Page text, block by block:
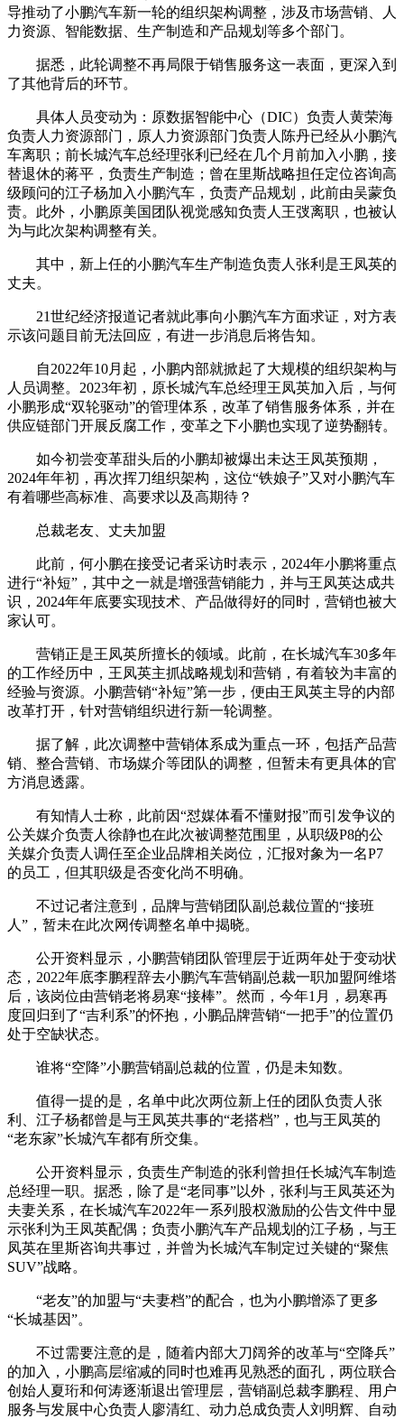
导推动了小鹏汽车新一轮的组织架构调整，涉及市场营销、人
力资源、智能数据、生产制造和产品规划等多个部门。
据悉，此轮调整不再局限于销售服务这一表面，更深入到
了其他背后的环节。
具体人员变动为：原数据智能中心（DIC）负责人黄荣海
负责人力资源部门，原人力资源部门负责人陈丹已经从小鹏汽
车离职；前长城汽车总经理张利已经在几个月前加入小鹏，接
替退休的蒋平，负责生产制造；曾在里斯战略担任定位咨询高
级顾问的江子杨加入小鹏汽车，负责产品规划，此前由吴蒙负
责。此外，小鹏原美国团队视觉感知负责人王弢离职，也被认
为与此次架构调整有关。
其中，新上任的小鹏汽车生产制造负责人张利是王凤英的
丈夫。
21世纪经济报道记者就此事向小鹏汽车方面求证，对方表
示该问题目前无法回应，有进一步消息后将告知。
自2022年10月起，小鹏内部就掀起了大规模的组织架构与
人员调整。2023年初，原长城汽车总经理王凤英加入后，与何
小鹏形成“双轮驱动”的管理体系，改革了销售服务体系，并在
供应链部门开展反腐工作，变革之下小鹏也实现了逆势翻转。
如今初尝变革甜头后的小鹏却被爆出未达王凤英预期，
2024年年初，再次挥刀组织架构，这位“铁娘子”又对小鹏汽车
有着哪些高标准、高要求以及高期待？
总裁老友、丈夫加盟
此前，何小鹏在接受记者采访时表示，2024年小鹏将重点
进行“补短”，其中之一就是增强营销能力，并与王凤英达成共
识，2024年年底要实现技术、产品做得好的同时，营销也被大
家认可。
营销正是王凤英所擅长的领域。此前，在长城汽车30多年
的工作经历中，王凤英主抓战略规划和营销，有着较为丰富的
经验与资源。小鹏营销“补短”第一步，便由王凤英主导的内部
改革打开，针对营销组织进行新一轮调整。
据了解，此次调整中营销体系成为重点一环，包括产品营
销、整合营销、市场媒介等团队的调整，但暂未有更具体的官
方消息透露。
有知情人士称，此前因“怼媒体看不懂财报”而引发争议的
公关媒介负责人徐静也在此次被调整范围里，从职级P8的公
关媒介负责人调任至企业品牌相关岗位，汇报对象为一名P7
的员工，但其职级是否变化尚不明确。
不过记者注意到，品牌与营销团队副总裁位置的“接班
人”，暂未在此次网传调整名单中揭晓。
公开资料显示，小鹏营销团队管理层于近两年处于变动状
态，2022年底李鹏程辞去小鹏汽车营销副总裁一职加盟阿维塔
后，该岗位由营销老将易寒“接棒”。然而，今年1月，易寒再
度回归到了“吉利系”的怀抱，小鹏品牌营销“一把手”的位置仍
处于空缺状态。
谁将“空降”小鹏营销副总裁的位置，仍是未知数。
值得一提的是，名单中此次两位新上任的团队负责人张
利、江子杨都曾是与王凤英共事的“老搭档”，也与王凤英的
“老东家”长城汽车都有所交集。
公开资料显示，负责生产制造的张利曾担任长城汽车制造
总经理一职。据悉，除了是“老同事”以外，张利与王凤英还为
夫妻关系，在长城汽车2022年一系列股权激励的公告文件中显
示张利为王凤英配偶；负责小鹏汽车产品规划的江子杨，与王
凤英在里斯咨询共事过，并曾为长城汽车制定过关键的“聚焦
SUV”战略。
“老友”的加盟与“夫妻档”的配合，也为小鹏增添了更多
“长城基因”。
不过需要注意的是，随着内部大刀阔斧的改革与“空降兵”
的加入，小鹏高层缩减的同时也难再见熟悉的面孔，两位联合
创始人夏珩和何涛逐渐退出管理层，营销副总裁李鹏程、用户
服务与发展中心负责人廖清红、动力总成负责人刘明辉、自动